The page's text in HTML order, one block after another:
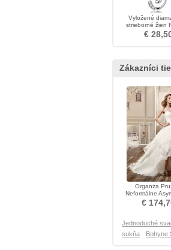
Vyložené
strieborné žien
Peacock
€
Zákazníci
Organza
Neformálne
Asymetrické
€
Jednoduché
sukňa
Bohyne